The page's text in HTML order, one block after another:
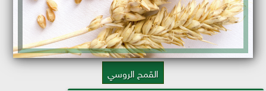
القمح الروسي